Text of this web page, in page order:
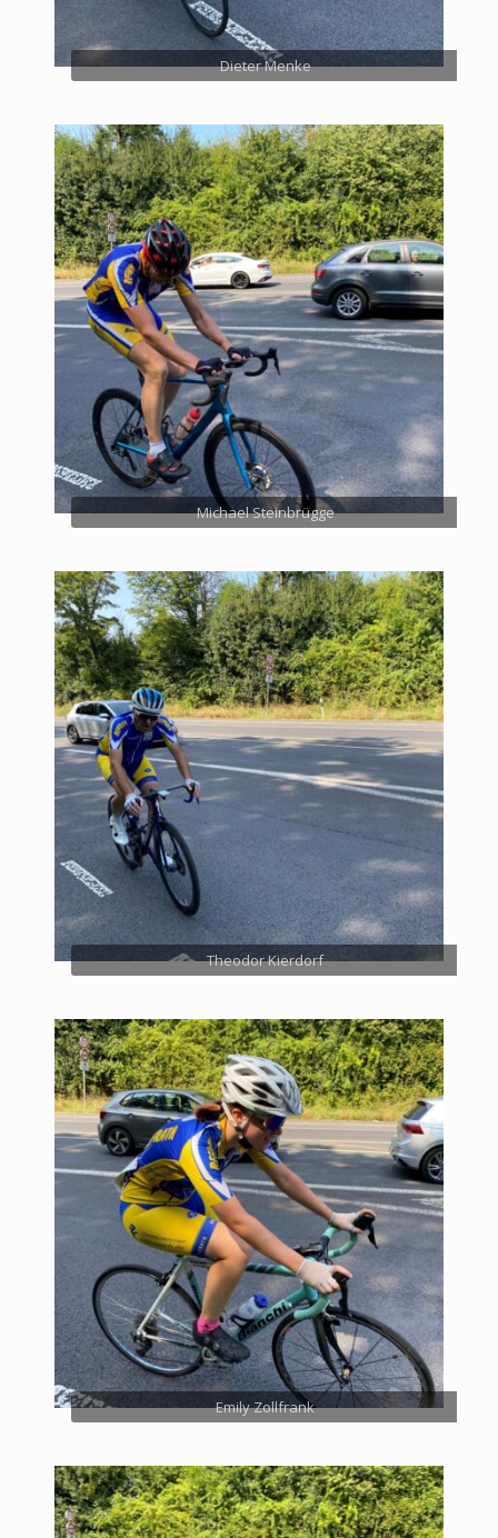
Dieter Menke
Michael Steinbrügge
Theodor Kierdorf
Emily Zollfrank